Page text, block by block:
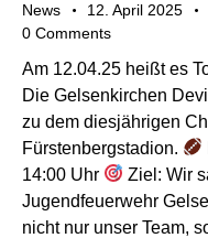
News 12. April 2025
0 Comments
Am 12.04.25 heißt es
Die Gelsenkirchen
zu dem diesjährigen
Fürstenbergstadion.
14:00 Uhr
Ziel: Wir
Jugendfeuerwehr
nicht nur unser Team,